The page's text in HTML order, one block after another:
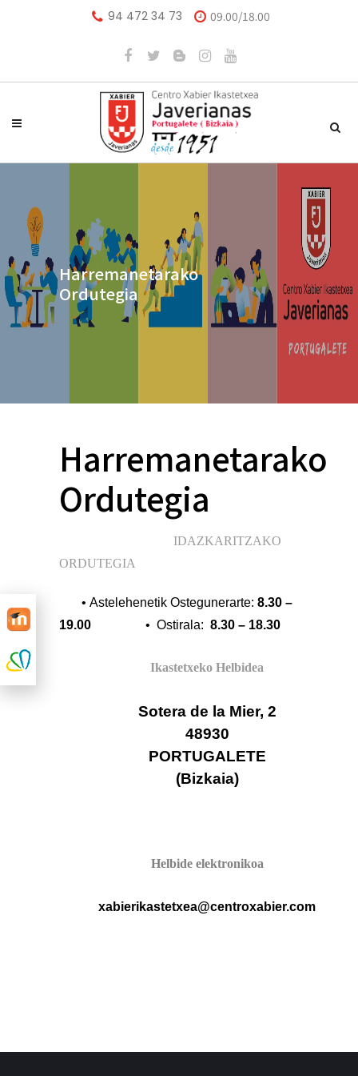
94 472 34 73 09.00/18.00
Harremanetarako
Ordutegia
Harremanetarako
Ordutegia
IDAZKARITZAKO
ORDUTEGIA
• Astelehenetik Ostegunerarte: 8.30 –
19.00
• Ostirala: 8.30 – 18.30
Ikastetxeko Helbidea
Sotera de la Mier, 2
48930
PORTUGALETE
(Bizkaia)
Helbide elektronikoa
xabierikastetxea@centroxabier.com